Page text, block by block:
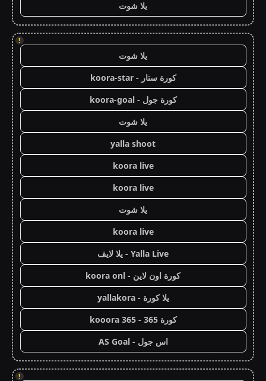
يلا شوت
!
يلا شوت
كورة ستار - koora-star
كورة جول - koora-goal
يلا شوت
yalla shoot
koora live
koora live
يلا شوت
koora live
Yalla Live - يلا لايف
كورة اون لاين - koora onl
يلا كورة - yallakora
كورة 365 - kooora 365
اس جول - AS Goal
!